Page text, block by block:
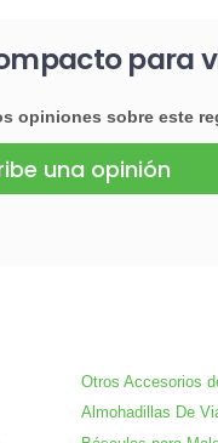
para
opiniones sobre este
una opinión
Otros Accesorios
Almohadillas De